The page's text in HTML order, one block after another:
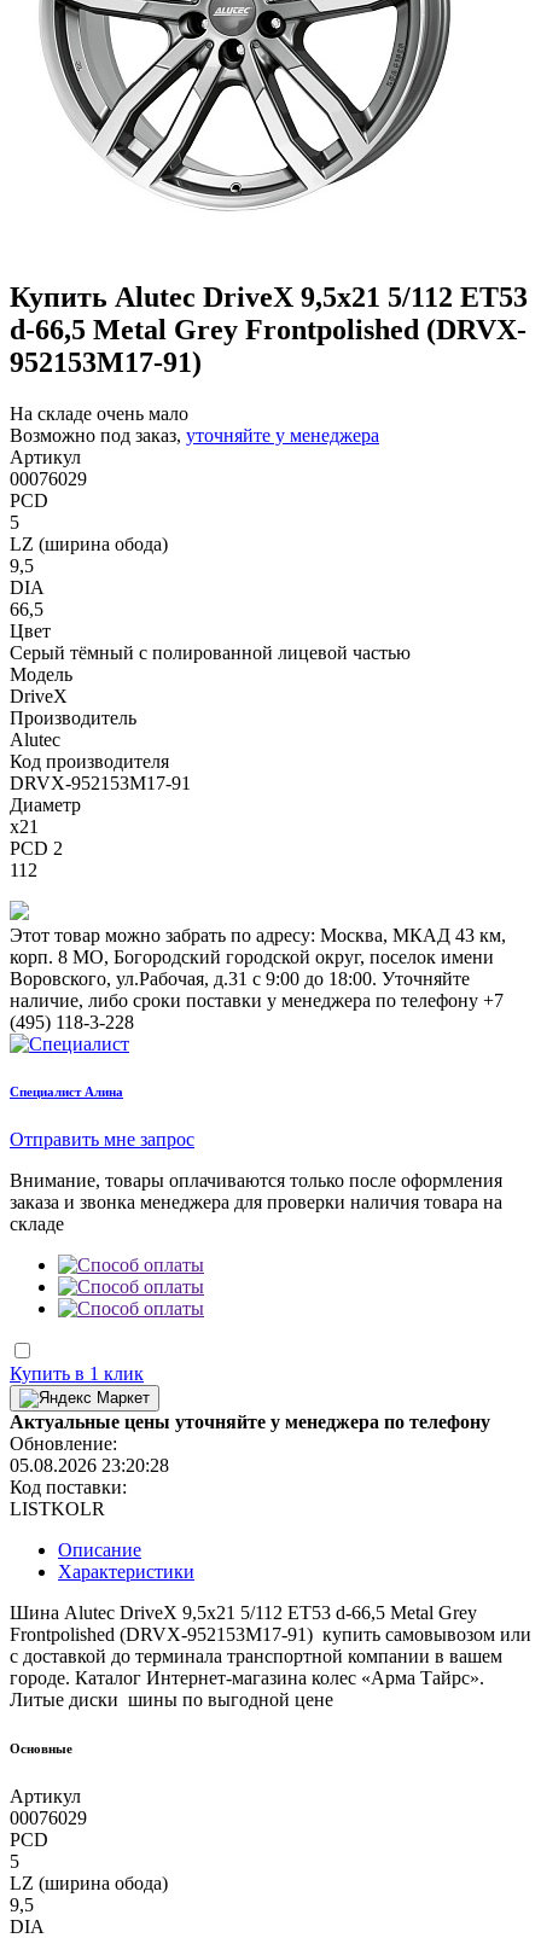
Купить Alutec DriveX 9,5x21 5/112 ET53
d-66,5 Metal Grey Frontpolished (DRVX-
952153M17-91)
На складе очень мало
Возможно под заказ, уточняйте у менеджера
Артикул
00076029
PCD
5
LZ (ширина обода)
9,5
DIA
66,5
Цвет
Серый тёмный с полированной лицевой частью
Модель
DriveX
Производитель
Alutec
Код производителя
DRVX-952153M17-91
Диаметр
x21
PCD 2
112
Этот товар можно забрать по адресу: Москва, МКАД 43 км,
корп. 8 МО, Богородский городской округ, поселок имени
Воровского, ул.Рабочая, д.31 с 9:00 до 18:00. Уточняйте
наличие, либо сроки поставки у менеджера по телефону +7
(495) 118-3-228
Cпециалист Алина
Отправить мне запрос
Внимание, товары оплачиваются только после оформления
заказа и звонка менеджера для проверки наличия товара на
складе
Купить в 1 клик
Актуальные цены уточняйте у менеджера по телефону
Обновление:
05.08.2026 23:20:28
Код поставки:
LISTKOLR
Описание
Характеристики
Шина Alutec DriveX 9,5x21 5/112 ET53 d-66,5 Metal Grey
Frontpolished (DRVX-952153M17-91) купить самовывозом или
с доставкой до терминала транспортной компании в вашем
городе. Каталог Интернет-магазина колес «Арма Тайрс».
Литые диски шины по выгодной цене
Основные
Артикул
00076029
PCD
5
LZ (ширина обода)
9,5
DIA